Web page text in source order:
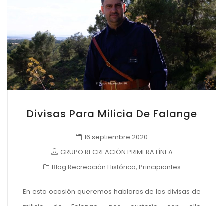
Divisas Para Milicia De Falange
16 septiembre 2020
GRUPO RECREACIÓN PRIMERA LÍNEA
Blog Recreación Histórica, Principiantes
En esta ocasión queremos hablaros de las divisas de